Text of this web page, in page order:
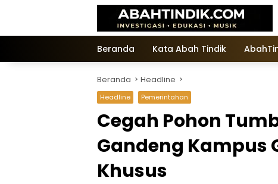
Beranda Kata Abah Tindik
Beranda Headline
Headline Pemerintahan
Cegah Pohon
Gandeng Kampus
Khusus